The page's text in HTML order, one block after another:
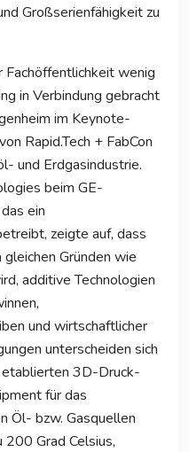
Großserienfähigkeit zu
Fachöffentlichkeit wenig
in Verbindung gebracht
im Keynote-
Rapid.Tech + FabCon
und Erdgasindustrie.
beim GE-
ein
zeigte auf, dass
Gründen wie
additive Technologien
und wirtschaftlicher
unterscheiden sich
etablierten 3D-Druck-
für das
Öl- bzw. Gasquellen
200 Grad Celsius,